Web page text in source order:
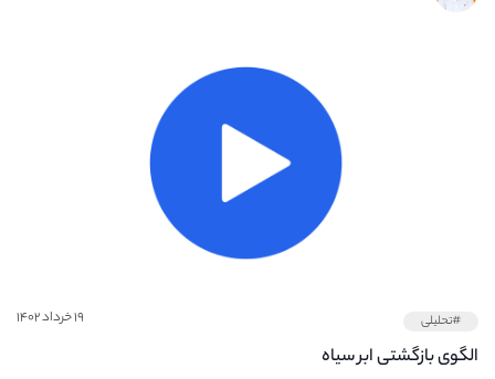
#تحلیلی ۱۹ خرداد ۱۴۰۲
الگوی بازگشتی ابر سیاه